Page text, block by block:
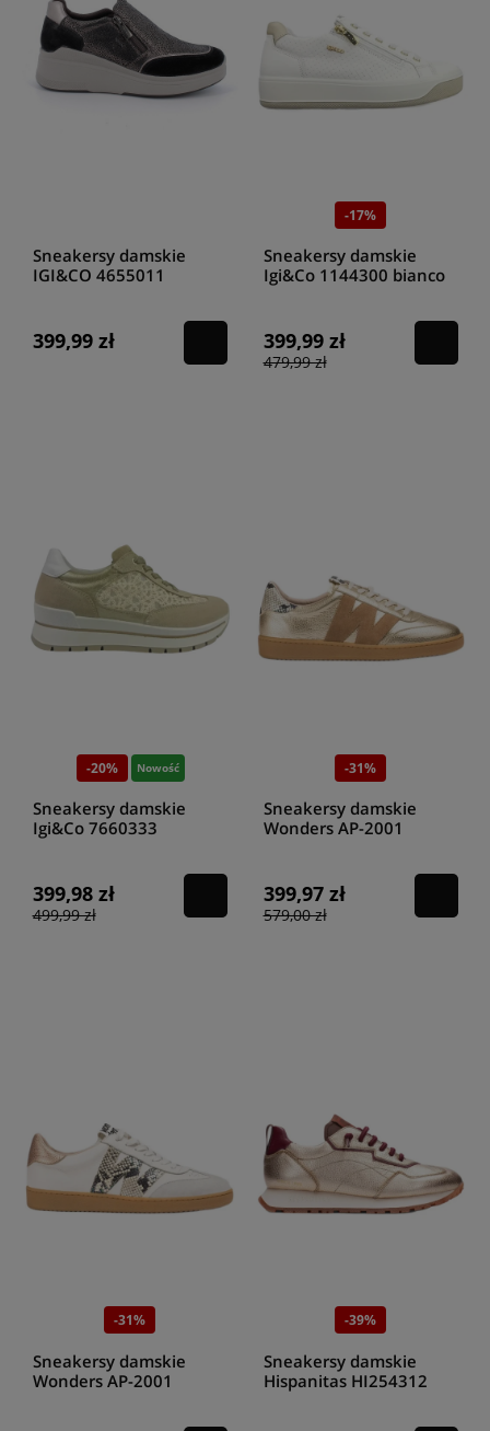
Sneakersy damskie
IGI&CO 4655011
399,99 zł
-17%
Sneakersy damskie
Igi&Co 1144300 bianco
399,99 zł
479,99 zł
-20% Nowość
Sneakersy damskie
Igi&Co 7660333
399,98 zł
499,99 zł
-31%
Sneakersy damskie
Wonders AP-2001
399,97 zł
579,00 zł
-31%
Sneakersy damskie
Wonders AP-2001
-39%
Sneakersy damskie
Hispanitas HI254312